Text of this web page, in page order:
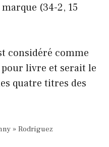
(34-2, 15
considéré comme
livre et serait le
quatre titres des
» Rodriguez